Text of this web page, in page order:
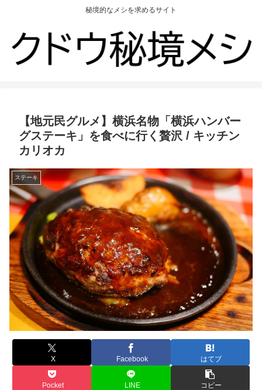
秘境的なメシを求めるサイト
【地元民グルメ】横浜名物「横浜ハンバー
グステーキ」を食べに行く贅沢 / キッチン
カリオカ
ステーキ
X Facebook はてブ
Pocket LINE コピー